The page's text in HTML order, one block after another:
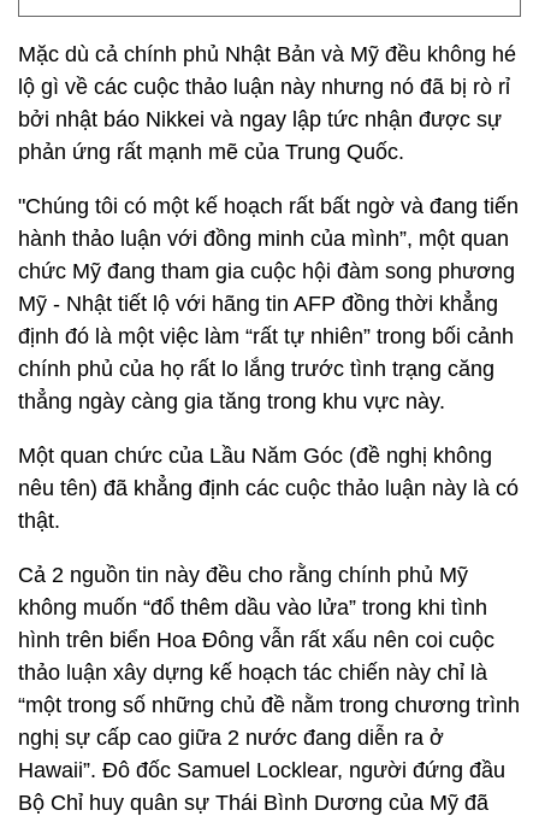
Mặc dù cả chính phủ Nhật Bản và Mỹ đều không hé
lộ gì về các cuộc thảo luận này nhưng nó đã bị rò rỉ
bởi nhật báo Nikkei và ngay lập tức nhận được sự
phản ứng rất mạnh mẽ của Trung Quốc.
"Chúng tôi có một kế hoạch rất bất ngờ và đang tiến
hành thảo luận với đồng minh của mình”, một quan
chức Mỹ đang tham gia cuộc hội đàm song phương
Mỹ - Nhật tiết lộ với hãng tin AFP đồng thời khẳng
định đó là một việc làm “rất tự nhiên” trong bối cảnh
chính phủ của họ rất lo lắng trước tình trạng căng
thẳng ngày càng gia tăng trong khu vực này.
Một quan chức của Lầu Năm Góc (đề nghị không
nêu tên) đã khẳng định các cuộc thảo luận này là có
thật.
Cả 2 nguồn tin này đều cho rằng chính phủ Mỹ
không muốn “đổ thêm dầu vào lửa” trong khi tình
hình trên biển Hoa Đông vẫn rất xấu nên coi cuộc
thảo luận xây dựng kế hoạch tác chiến này chỉ là
“một trong số những chủ đề nằm trong chương trình
nghị sự cấp cao giữa 2 nước đang diễn ra ở
Hawaii”. Đô đốc Samuel Locklear, người đứng đầu
Bộ Chỉ huy quân sự Thái Bình Dương của Mỹ đã